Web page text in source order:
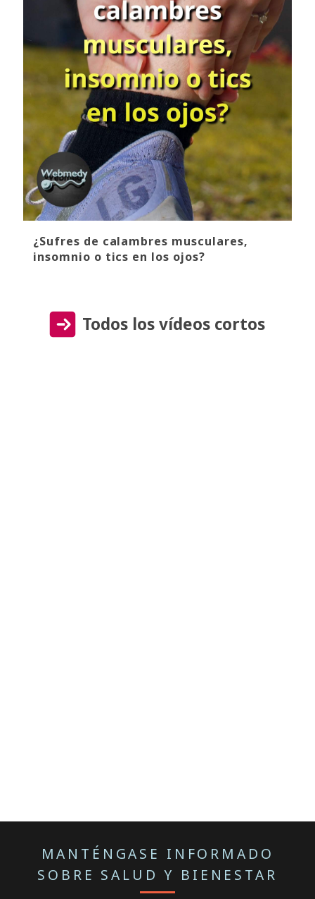
¿Sufres de calambres musculares,
insomnio o tics en los ojos?
Todos los vídeos cortos
MANTÉNGASE INFORMADO
SOBRE SALUD Y BIENESTAR